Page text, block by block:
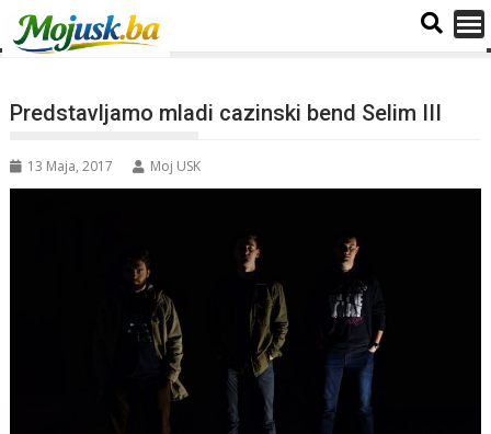
Predstavljamo mladi cazinski bend Selim III
13 Maja, 2017 Moj USK